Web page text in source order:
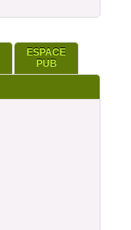
ESPACE
PUB